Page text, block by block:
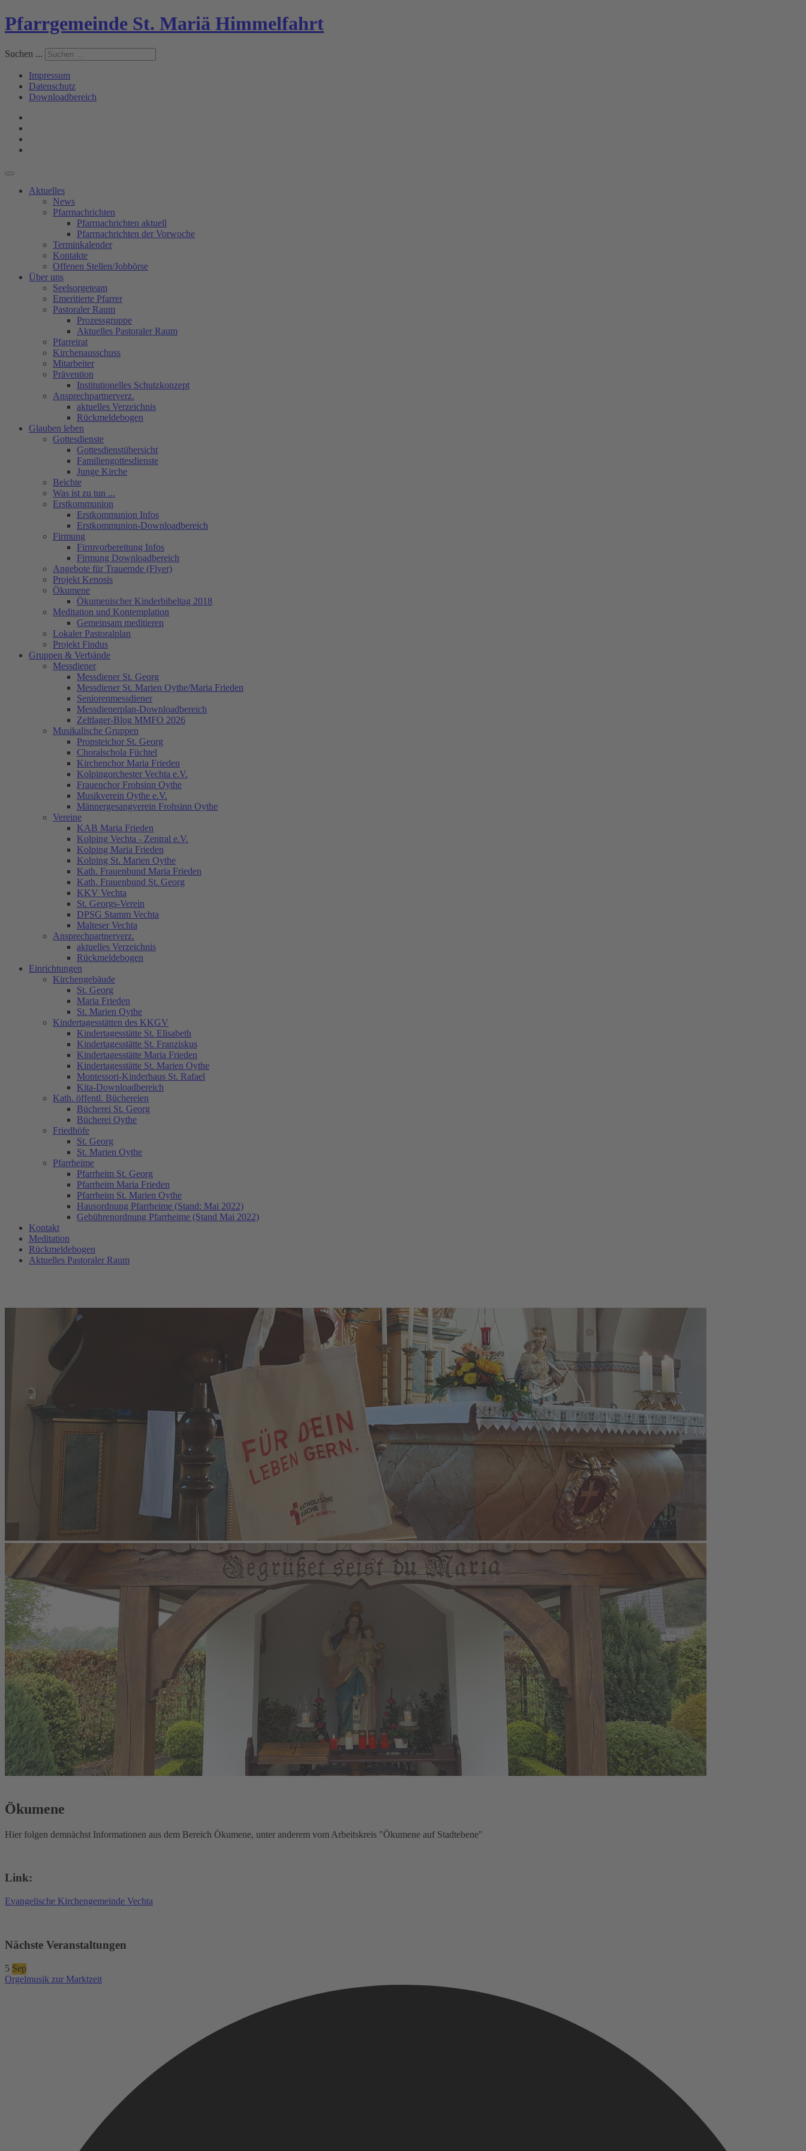
Pfarrgemeinde St. Mariä Himmelfahrt
Suchen ...
Impressum
Datenschutz
Downloadbereich
Aktuelles
News
Pfarrnachrichten
Pfarrnachrichten aktuell
Pfarrnachrichten der Vorwoche
Terminkalender
Kontakte
Offenen Stellen/Jobbörse
Über uns
Seelsorgeteam
Emeritierte Pfarrer
Pastoraler Raum
Prozessgruppe
Aktuelles Pastoraler Raum
Pfarreirat
Kirchenausschuss
Mitarbeiter
Prävention
Institutionelles Schutzkonzept
Ansprechpartnerverz.
aktuelles Verzeichnis
Rückmeldebogen
Glauben leben
Gottesdienste
Gottesdienstübersicht
Familiengottesdienste
Junge Kirche
Beichte
Was ist zu tun ...
Erstkommunion
Erstkommunion Infos
Erstkommunion-Downloadbereich
Firmung
Firmvorbereitung Infos
Firmung Downloadbereich
Angebote für Trauernde (Flyer)
Projekt Kenosis
Ökumene
Ökumenischer Kinderbibeltag 2018
Meditation und Kontemplation
Gemeinsam meditieren
Lokaler Pastoralplan
Projekt Findus
Gruppen & Verbände
Messdiener
Messdiener St. Georg
Messdiener St. Marien Oythe/Maria Frieden
Seniorenmessdiener
Messdienerplan-Downloadbereich
Zeltlager-Blog MMFO 2026
Musikalische Gruppen
Propsteichor St. Georg
Choralschola Füchtel
Kirchenchor Maria Frieden
Kolpingorchester Vechta e.V.
Frauenchor Frohsinn Oythe
Musikverein Oythe e.V.
Männergesangverein Frohsinn Oythe
Vereine
KAB Maria Frieden
Kolping Vechta - Zentral e.V.
Kolping Maria Frieden
Kolping St. Marien Oythe
Kath. Frauenbund Maria Frieden
Kath. Frauenbund St. Georg
KKV Vechta
St. Georgs-Verein
DPSG Stamm Vechta
Malteser Vechta
Ansprechpartnerverz.
aktuelles Verzeichnis
Rückmeldebogen
Einrichtungen
Kirchengebäude
St. Georg
Maria Frieden
St. Marien Oythe
Kindertagesstätten des KKGV
Kindertagesstätte St. Elisabeth
Kindertagesstätte St. Franziskus
Kindertagesstätte Maria Frieden
Kindertagesstätte St. Marien Oythe
Montessori-Kinderhaus St. Rafael
Kita-Downloadbereich
Kath. öffentl. Büchereien
Bücherei St. Georg
Bücherei Oythe
Friedhöfe
St. Georg
St. Marien Oythe
Pfarrheime
Pfarrheim St. Georg
Pfarrheim Maria Frieden
Pfarrheim St. Marien Oythe
Hausordnung Pfarrheime (Stand: Mai 2022)
Gebührenordnung Pfarrheime (Stand Mai 2022)
Kontakt
Meditation
Rückmeldebogen
Aktuelles Pastoraler Raum
Ökumene
Hier folgen demnächst Informationen aus dem Bereich Ökumene, unter anderem vom Arbeitskreis "Ökumene auf Stadtebene"
Link:
Evangelische Kirchengemeinde Vechta
Nächste Veranstaltungen
5 Sep
Orgelmusik zur Marktzeit